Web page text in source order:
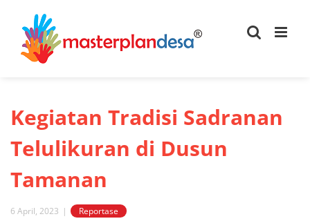
content
Kegiatan Tradisi Sadranan
Telulikuran di Dusun
Tamanan
6 April, 2023 | Reportase